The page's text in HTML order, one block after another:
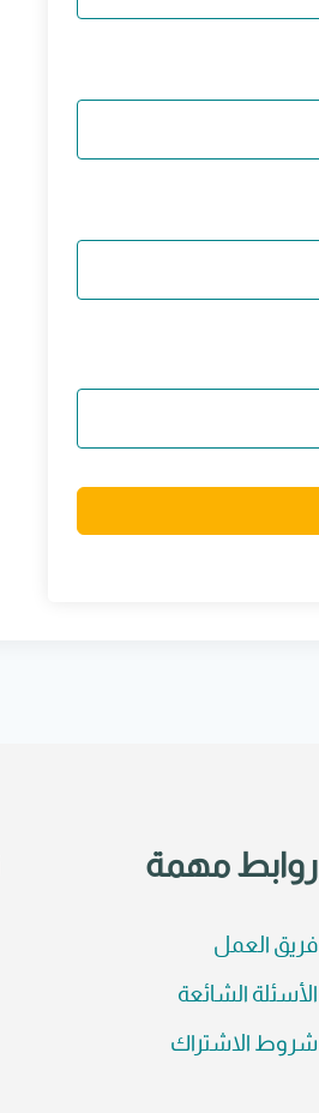
روابط مهمة
فريق العمل
الأسئلة الشائعة
شروط الاشتراك